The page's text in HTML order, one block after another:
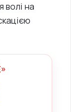
волі на